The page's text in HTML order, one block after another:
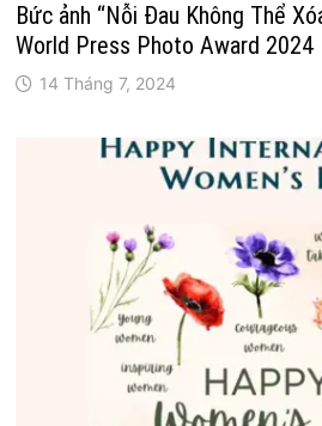
Bức ảnh “Nỗi Đau Không Thể
World Press Photo Award 2024
14 Tháng 7, 2024